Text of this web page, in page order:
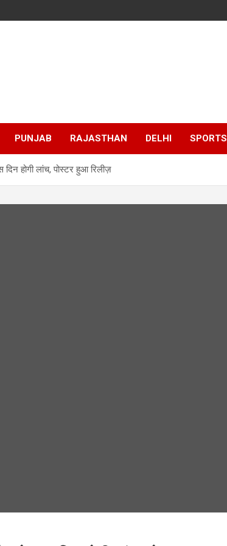
PUNJAB RAJASTHAN DELHI SPORTS
दिन होगी लांच, पोस्टर हुआ रिलीज़